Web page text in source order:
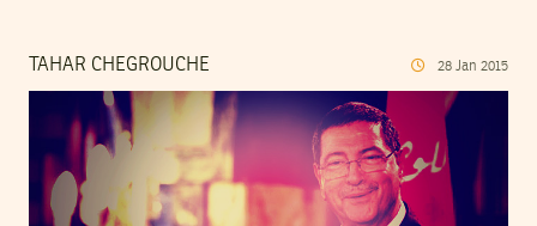
TAHAR CHEGROUCHE 28 Jan 2015